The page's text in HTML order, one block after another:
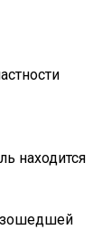
находится